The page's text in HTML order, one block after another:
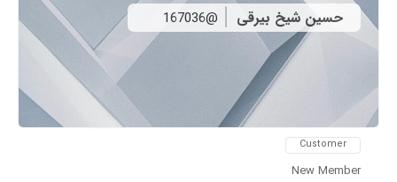
حسین شیخ بیرقی @167036
Customer
New Member